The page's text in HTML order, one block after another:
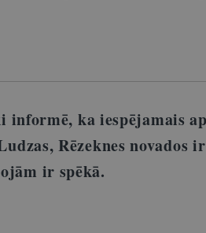
ka iespējamais
Rēzeknes novados
ir spēkā.